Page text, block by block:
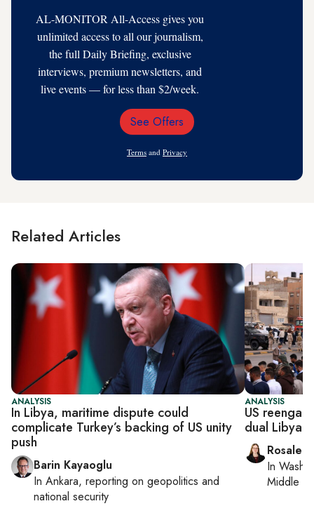
AL-MONITOR All-Access gives you
unlimited access to all our journalism,
the full Daily Briefing, exclusive
interviews, premium newsletters, and
live events — for less than $2/week.
Email
See Offers
Terms and Privacy
Related Articles
ANALYSIS
In Libya, maritime dispute could
complicate Turkey’s backing of US unity
push
Barin Kayaoglu
In Ankara, reporting on geopolitics and
national security
ANALYSIS
US
dual Libya
In
Middle